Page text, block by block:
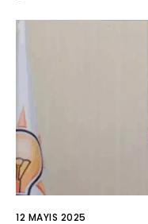
12 MAYIS 2025